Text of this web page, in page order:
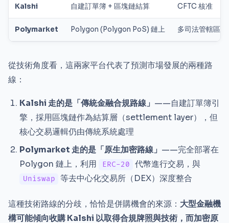
Kalshi 自建訂單簿 + 區塊鏈結算 CFTC 核准
Polymarket Polygon (Polygon PoS) 鏈上 多司法管轄區
從技術角度看，這兩家平台代表了預測市場發展的兩種路
線：
Kalshi 走的是「傳統金融合規路線」 ——自建訂單簿引
擎，採用區塊鏈作為結算層（settlement layer），但
核心交易邏輯仍由傳統系統處理
Polymarket 走的是「原生加密路線」 ——完全部署在
Polygon 鏈上，利用
ERC-20 代幣進行交易，與
Uniswap 等去中心化交易所（DEX）深度整合
這種技術路線的分歧，恰恰是併購機會的來源： 大型金融機
構可能傾向收購 Kalshi 以取得合規牌照與技術，而加密原